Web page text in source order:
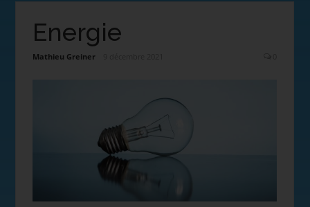
Energie
Mathieu Greiner